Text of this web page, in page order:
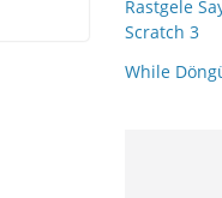
Rastgele
Scratch 3
While